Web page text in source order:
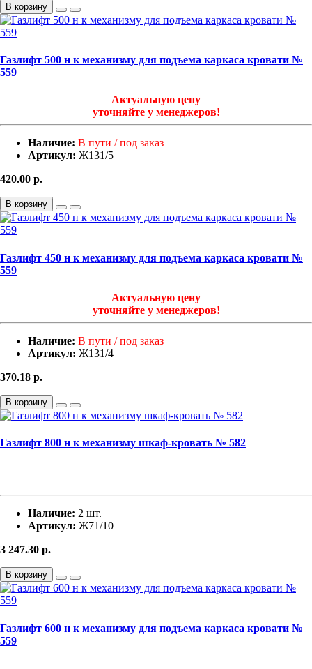
В корзину
Газлифт 500 н к механизму для подъема каркаса кровати №
559
Актуальную цену
уточняйте у менеджеров!
Наличие: В пути / под заказ
Артикул: Ж131/5
420.00 р.
В корзину
Газлифт 450 н к механизму для подъема каркаса кровати №
559
Актуальную цену
уточняйте у менеджеров!
Наличие: В пути / под заказ
Артикул: Ж131/4
370.18 р.
В корзину
Газлифт 800 н к механизму шкаф-кровать № 582
Наличие: 2 шт.
Артикул: Ж71/10
3 247.30 р.
В корзину
Газлифт 600 н к механизму для подъема каркаса кровати №
559